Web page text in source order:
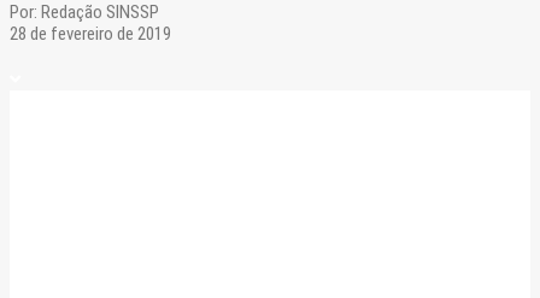
Por: Redação SINSSP
28 de fevereiro de 2019